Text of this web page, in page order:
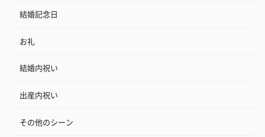
結婚記念日
お礼
結婚内祝い
出産内祝い
その他のシーン